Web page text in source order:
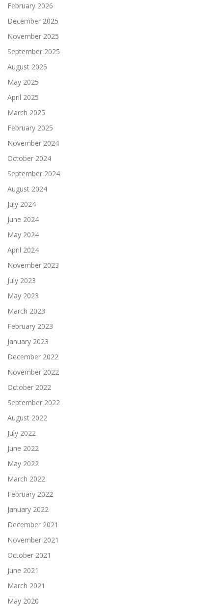
February 2026
December 2025
November 2025
September 2025
August 2025
May 2025
April 2025
March 2025
February 2025
November 2024
October 2024
September 2024
August 2024
July 2024
June 2024
May 2024
April 2024
November 2023
July 2023
May 2023
March 2023
February 2023
January 2023
December 2022
November 2022
October 2022
September 2022
August 2022
July 2022
June 2022
May 2022
March 2022
February 2022
January 2022
December 2021
November 2021
October 2021
June 2021
March 2021
May 2020